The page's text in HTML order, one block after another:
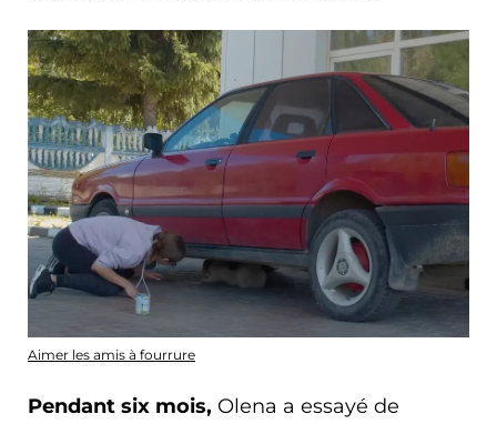
Aimer les amis à fourrure
Pendant six mois, Olena a essayé de